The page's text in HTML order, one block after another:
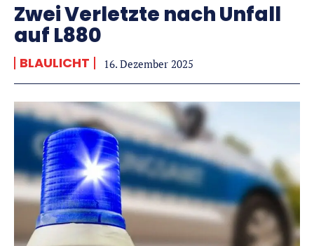
Zwei Verletzte nach Unfall
auf L880
BLAULICHT 16. Dezember 2025